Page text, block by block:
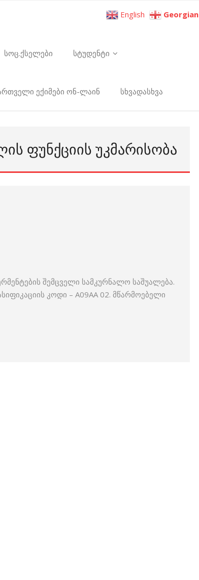
სოც.ქსელები სტუდენტი
ექიმები ონ-ლაინ სხვადასხვა
ᲤᲣᲜᲥᲪᲘᲘᲡ ᲣᲙᲛᲐᲠᲘᲡᲝᲑᲐ
შემცველი სამკურნალო საშუალება.
კოდი – A09AA 02. მწარმოებელი
English Georgian